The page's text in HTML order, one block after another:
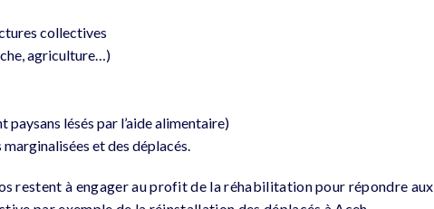
collectives
agriculture…)
lésés par l’aide alimentaire)
et des déplacés.
restent à engager au profit de la réhabilitation pour répondre aux